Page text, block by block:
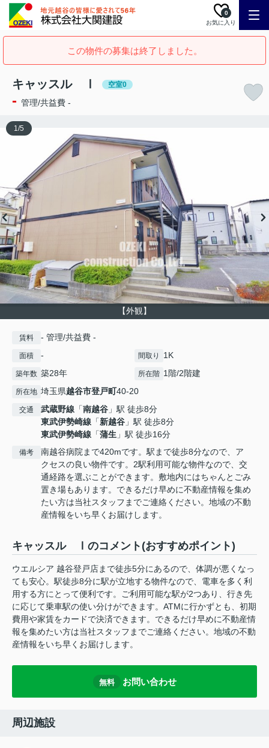
お気に入り
0
この物件の募集は終了しました。
キャッスル Ⅰ 空室0
- 管理/共益費 -
【外観】
1/5
賃料 - 管理/共益費 -
面積 - 間取り 1K
築年数 築28年 所在階 1階/2階建
所在地 埼玉県越谷市登戸町40-20
交通 武蔵野線 「南越谷 」駅 徒歩8分
東武伊勢崎線 「新越谷 」駅 徒歩8分
東武伊勢崎線 「蒲生 」駅 徒歩16分
備考
南越谷病院まで420mです。駅まで徒歩8分なので、ア
クセスの良い物件です。2駅利用可能な物件なので、交
通経路を選ぶことができます。敷地内にはちゃんとごみ
置き場もあります。できるだけ早めに不動産情報を集め
たい方は当社スタッフまでご連絡ください。地域の不動
産情報をいち早くお届けします。
キャッスル Ⅰのコメント(おすすめポイント)
ウエルシア 越谷登戸店まで徒歩5分にあるので、体調が悪くなっ
ても安心。駅徒歩8分に駅が立地する物件なので、電車を多く利
用する方にとって便利です。ご利用可能な駅が2つあり、行き先
に応じて乗車駅の使い分けができます。ATMに行かずとも、初期
費用や家賃をカードで決済できます。できるだけ早めに不動産情
報を集めたい方は当社スタッフまでご連絡ください。地域の不動
産情報をいち早くお届けします。
無料 お問い合わせ
周辺施設